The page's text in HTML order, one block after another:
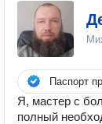
Паспорт
Я, мастер с
полный